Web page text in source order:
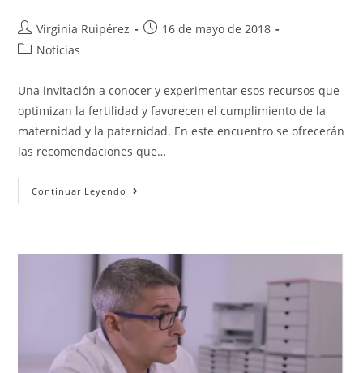
Virginia Ruipérez
16 de mayo de 2018
Noticias
Una invitación a conocer y experimentar esos recursos que
optimizan la fertilidad y favorecen el cumplimiento de la
maternidad y la paternidad. En este encuentro se ofrecerán
las recomendaciones que…
Continuar Leyendo